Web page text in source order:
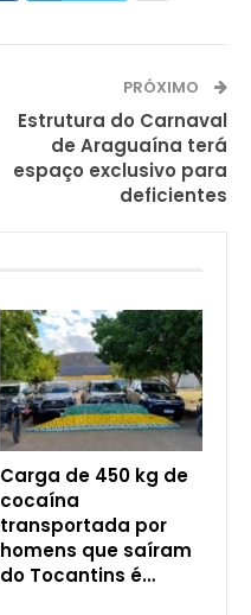
PRÓXIMO
Estrutura do Carnaval
de Araguaína terá
espaço exclusivo para
deficientes
Carga de 450 kg de
cocaína
transportada por
homens que saíram
do Tocantins é…